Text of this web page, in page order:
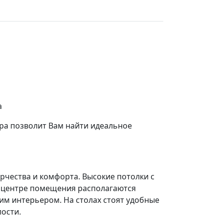
позволит Вам найти идеальное
и комфорта. Высокие потолки с
помещения располагаются
интерьером. На столах стоят удобные